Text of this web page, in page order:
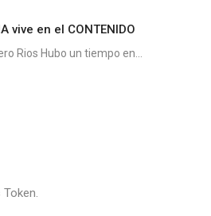
vive en el CONTENIDO
Rios Hubo un tiempo en...